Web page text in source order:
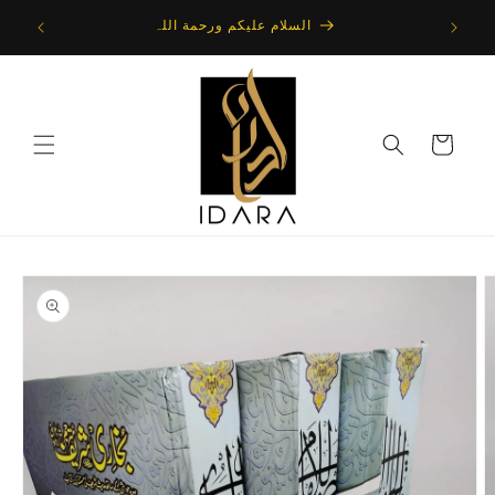
content
Direct السلام علیکم ورحمة اللہ
Cart
Skip to
product
information